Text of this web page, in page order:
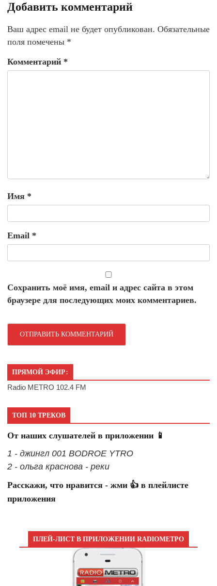
Добавить комментарий
Ваш адрес email не будет опубликован. Обязательные
поля помечены *
Комментарий *
Имя *
Email *
Сохранить моё имя, email и адрес сайта в этом
браузере для последующих моих комментариев.
ПРЯМОЙ ЭФИР:
Radio METRO 102.4 FM
ТОП 10 ТРЕКОВ
От наших слушателей в приложении 📱
1 - джингл 001 BODROE YTRO
2 - ольга краснова - реки
Расскажи, что нравится - жми 👍 в плейлисте
приложения
ПЛЕЙ-ЛИСТ В ПРИЛОЖЕНИИ RADIOМЕТРО